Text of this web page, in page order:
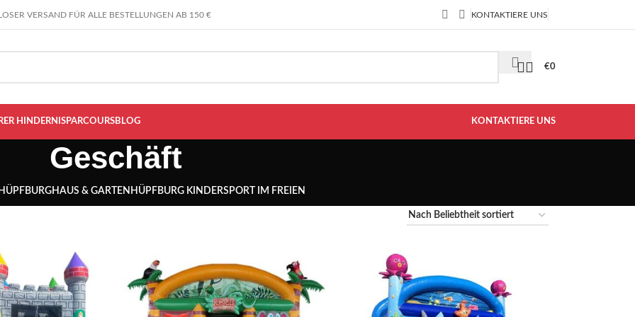
VERSAND FÜR ALLE BESTELLUNGEN AB 150 € KONTAKTIERE UNS
€0
HINDERNISPARCOURSBLOG KONTAKTIERE UNS
Geschäft
HAUS & GARTEN HÜPFBURG KINDERSPORT IM FREIEN